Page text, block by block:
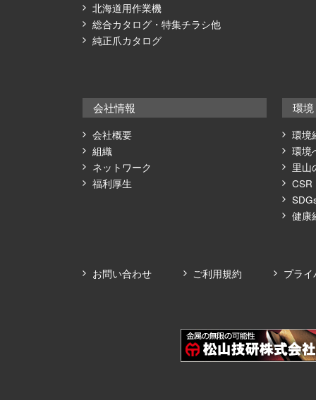
北海道用作業機
総合カタログ・特集チラシ他
純正爪カタログ
会社情報
会社概要
組織
ネットワーク
福利厚生
環
環境
環境
里山
CSR
健康
お問い合わせ ご利用規約 プラ